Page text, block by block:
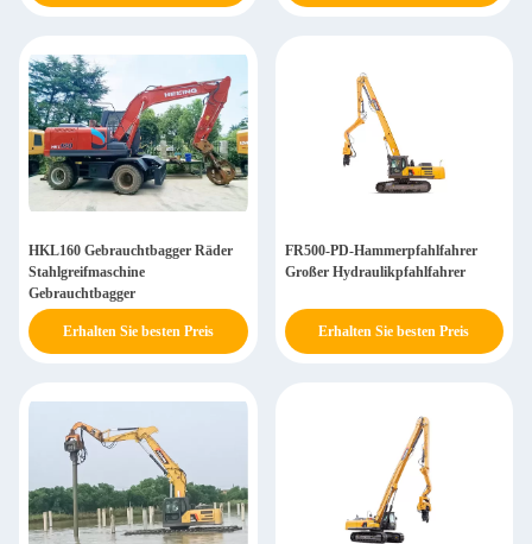
HKL160 Gebrauchtbagger Räder
Stahlgreifmaschine
Gebrauchtbagger
Erhalten Sie besten Preis
FR500-PD-Hammerpfahlfahrer
Großer Hydraulikpfahlfahrer
Erhalten Sie besten Preis